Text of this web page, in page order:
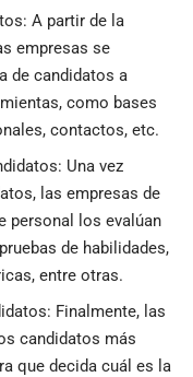
A partir de la
empresas se
de candidatos a
como bases
contactos, etc.
Una vez
las empresas de
personal los evalúan
de habilidades,
entre otras.
Finalmente, las
candidatos más
que decida cuál es la